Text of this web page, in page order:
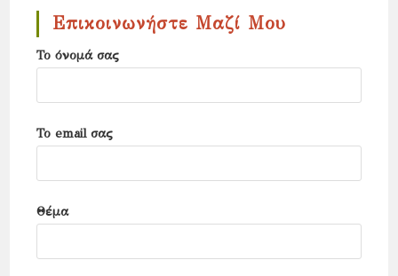
Επικοινωνήστε Μαζί Μου
Το όνομά σας
Το email σας
Θέμα